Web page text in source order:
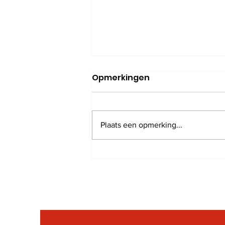
Nieuwsbrieven 2021
Opmerkingen
Plaats een opmerking...